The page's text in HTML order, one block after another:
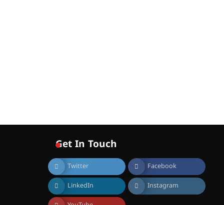
വിദ്യാർത്ഥികൾ
കവിതാസംഗമം 2026 കവിതാ
ചർച്ച കാട്ടൂർ, ടി. കെ. ബാലൻ
ഹാളിൽ 16ന്
August 6, 2026
Get In Touch
Twitter Facebook
LinkedIn Instagram